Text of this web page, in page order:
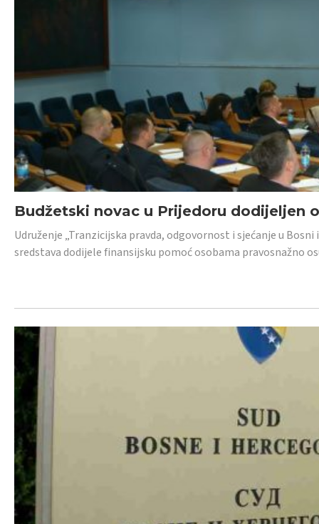
Budžetski novac u Prijedoru dodijeljen
Udruženje „Tranzicijska pravda, odgovornost i sjećanje u
sredstava dodijele finansijsku pomoć osobama pravosnažno